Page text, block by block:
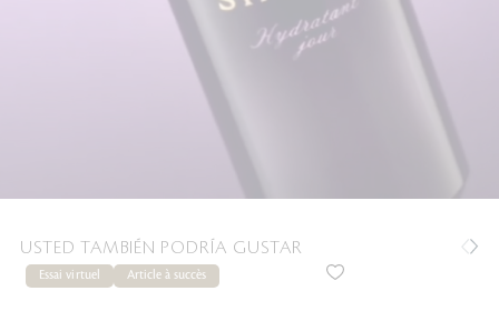
USTED TAMBIÉN PODRÍA GUSTAR
Essai virtuel Article à succès